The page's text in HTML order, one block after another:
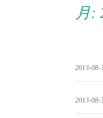
月:
2013-08-
2013-08-